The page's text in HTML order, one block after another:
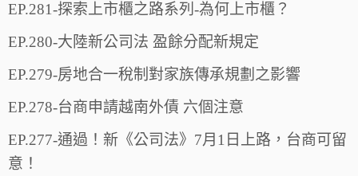
EP.281-探索上市櫃之路系列-為何上市櫃？
EP.280-大陸新公司法 盈餘分配新規定
EP.279-房地合一稅制對家族傳承規劃之影響
EP.278-台商申請越南外債 六個注意
EP.277-通過！新《公司法》7月1日上路，台商可留
意！